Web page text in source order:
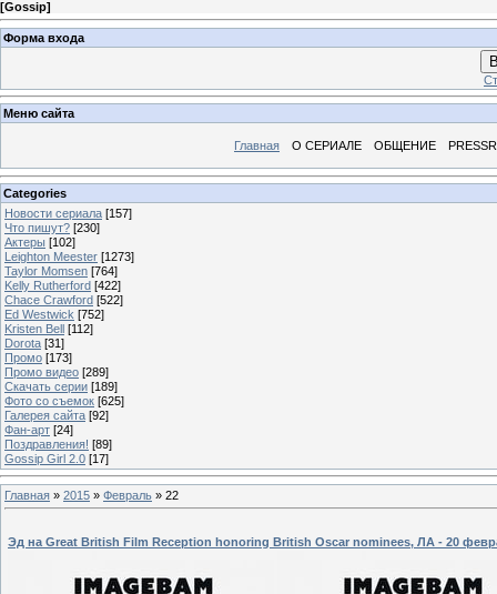
[Gossip]
Форма входа
Меню сайта
Главная О СЕРИАЛЕ ОБЩЕНИЕ
Categories
Новости сериала [157]
Что пишут? [230]
Актеры [102]
Leighton Meester [1273]
Taylor Momsen [764]
Kelly Rutherford [422]
Chace Crawford [522]
Ed Westwick [752]
Kristen Bell [112]
Dorota [31]
Промо [173]
Промо видео [289]
Скачать серии [189]
Фото со съемок [625]
Галерея сайта [92]
Фан-арт [24]
Поздравления! [89]
Gossip Girl 2.0 [17]
Главная » 2015 » Февраль » 22
Эд на Great British Film Reception honoring British Oscar nominees, ЛА - 20